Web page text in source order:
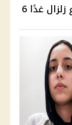
البحوث الفلكية تحسم مزاعم وقوع زلزال غدًا 6